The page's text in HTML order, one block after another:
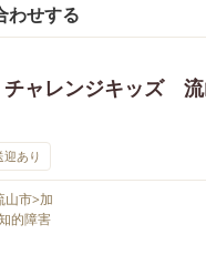
わせする
ャレンジキッズ
迎あり
山市>加
的障害